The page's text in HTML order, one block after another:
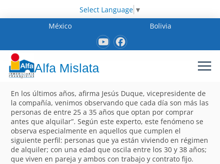
Select Language ▼
México
Bolivia
Alfa Mislata
En los últimos años, afirma Jesús Duque, vicepresidente de
la compañía, venimos observando que cada día son más las
personas de entre 25 a 35 años que optan por comprar
antes que alquilar”. Según este experto, este fenómeno se
observa especialmente en aquellos que cumplen el
siguiente perfil: personas que ya están viviendo en régimen
de alquiler; con una edad que oscila entre los 30 y 38 años;
que viven en pareja y ambos con trabajo y contrato fijo.